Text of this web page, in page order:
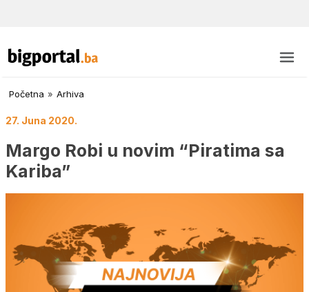
Početna » Arhiva
27. Juna 2020.
Margo Robi u novim “Piratima sa
Kariba”